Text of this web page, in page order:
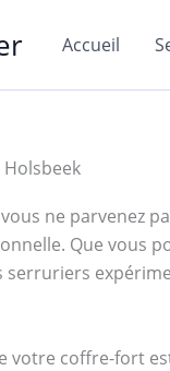
Accueil
ne parvenez
Que vous
serruriers
votre coffre-fort